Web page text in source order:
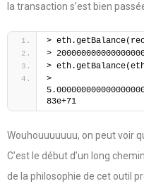
la transaction s’est bien
>
>
>
>
83e+71
Wouhouuuuuuu, on peut voir
C’est le début d’un long
de la philosophie de cet outil